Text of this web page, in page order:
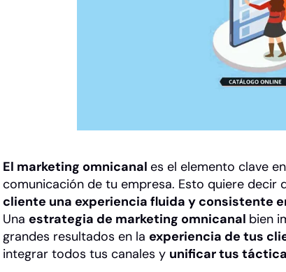
El marketing omnicanal es el elemento clave
comunicación de tu empresa. Esto quiere decir
cliente una experiencia fluida y consistente
Una estrategia de marketing omnicanal bien
grandes resultados en la experiencia de tus
integrar todos tus canales y unificar tus